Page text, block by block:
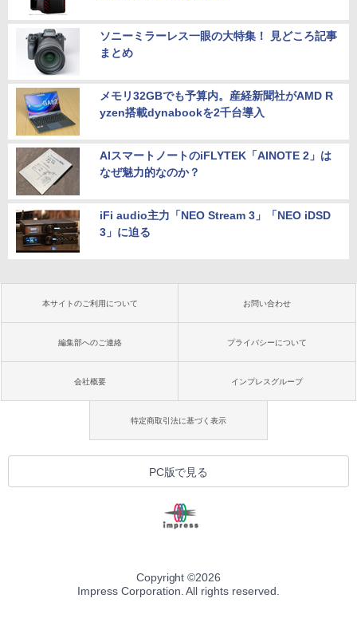
ソニーミラーレス一眼の大特集！ 見どころ記事
まとめ
メモリ32GBでも予算内。産経新聞社がAMD R
yzen搭載dynabookを2千台導入
AIスマートノートのiFLYTEK「AINOTE 2」は
なぜ魅力的なのか？
iFi audio主力「NEO Stream 3」「NEO iDSD
3」に迫る
本サイトのご利用について お問い合わせ
編集部へのご連絡 プライバシーについて
会社概要 インプレスグループ
特定商取引法に基づく表示
PC版で見る
Copyright ©2026
Impress Corporation. All rights reserved.